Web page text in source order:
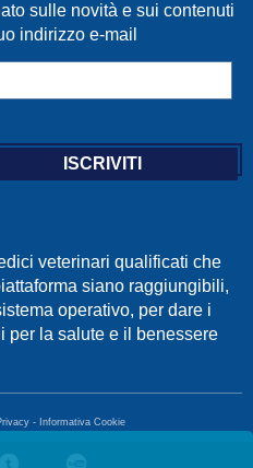
sulle novità e sui contenuti
indirizzo e-mail
veterinari qualificati che
siano raggiungibili,
operativo, per dare i
per la salute e il benessere
- Informativa Cookie